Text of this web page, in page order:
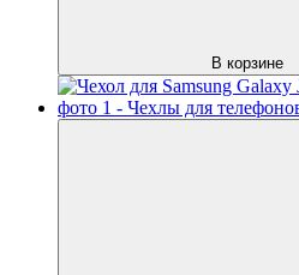
В корзине